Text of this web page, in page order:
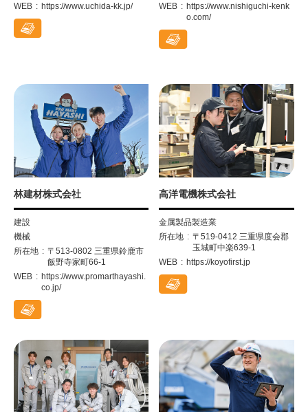
WEB
https://www.uchida-kk.jp/
WEB
https://www.nishiguchi-kenk
o.com/
林建材株式会社
建設
機械
所在地
〒513-0802 三重県鈴鹿市
飯野寺家町66-1
WEB
https://www.promarthayashi.
co.jp/
高洋電機株式会社
金属製品製造業
所在地
〒519-0412 三重県度会郡
玉城町中楽639-1
WEB
https://koyofirst.jp